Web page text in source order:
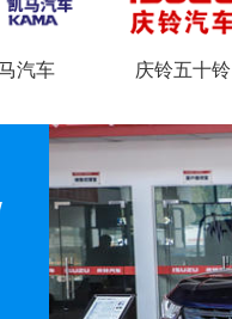
汽车
片
庆铃五十铃
报价
图片